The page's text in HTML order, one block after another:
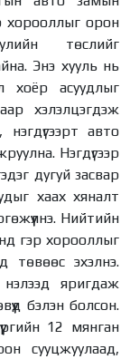
хорооллыг орон
төслийг
Энэ хууль нь
хоёр асуудлыг
хэлэлцэгдэж
авто
Нэгдүгээр
дугуй засвар
хаах хяналт
Нийтийн
гэр хорооллыг
төвөөс эхэлнэ.
яригдаж
бэлэн болсон.
12 мянган
сууцжуулаад,